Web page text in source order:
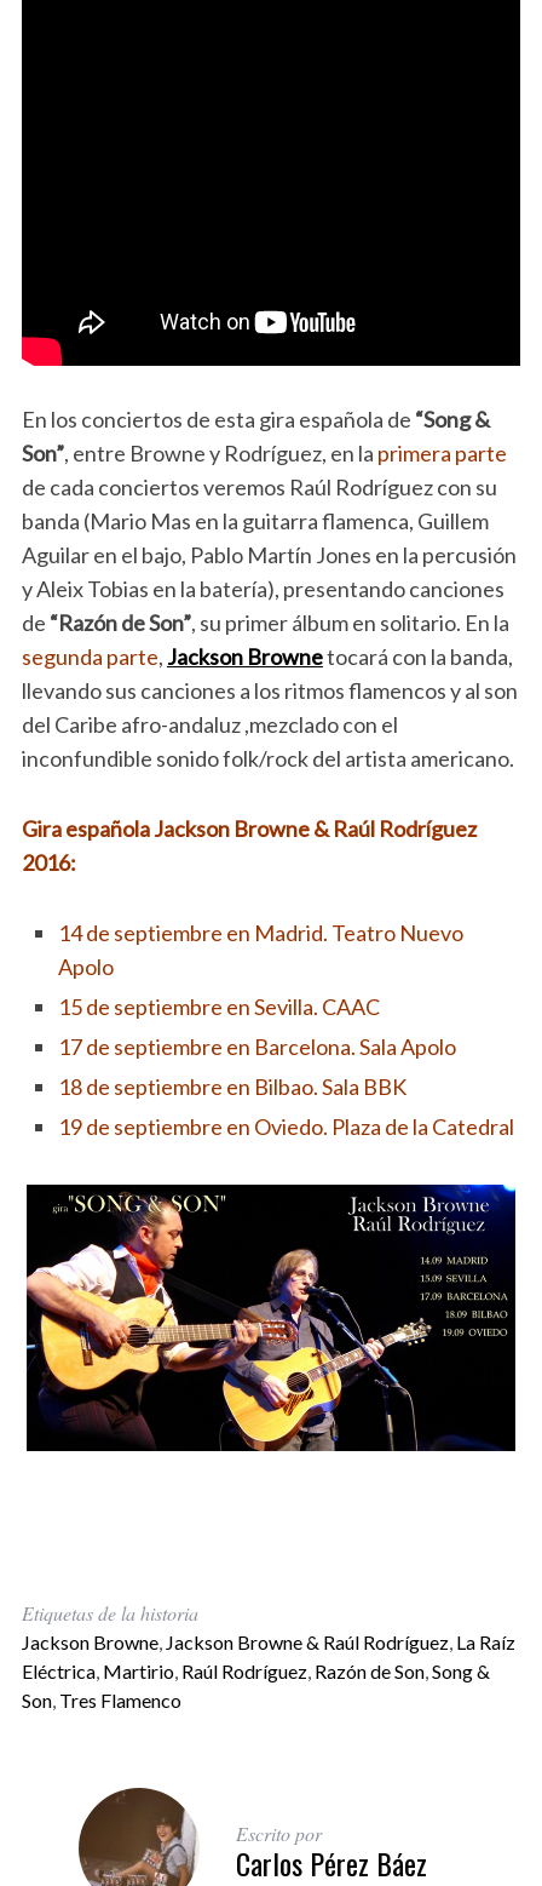
En los conciertos de esta gira española de “Song &
Son”, entre Browne y Rodríguez, en la primera parte
de cada conciertos veremos Raúl Rodríguez con su
banda (Mario Mas en la guitarra flamenca, Guillem
Aguilar en el bajo, Pablo Martín Jones en la percusión
y Aleix Tobias en la batería), presentando canciones
de “Razón de Son”, su primer álbum en solitario. En la
segunda parte, Jackson Brownetocará con la banda,
llevando sus canciones a los ritmos flamencos y al son
del Caribe afro-andaluz ,mezclado con el
inconfundible sonido folk/rock del artista americano.
Gira española Jackson Browne & Raúl Rodríguez
2016:
14 de septiembre en Madrid. Teatro Nuevo
Apolo
15 de septiembre en Sevilla. CAAC
17 de septiembre en Barcelona. Sala Apolo
18 de septiembre en Bilbao. Sala BBK
19 de septiembre en Oviedo. Plaza de la Catedral
Etiquetas de la historia
Jackson Browne, Jackson Browne & Raúl Rodríguez, La Raíz
Eléctrica, Martirio, Raúl Rodríguez, Razón de Son,Song &
Son, Tres Flamenco
Escrito por
Carlos Pérez Báez